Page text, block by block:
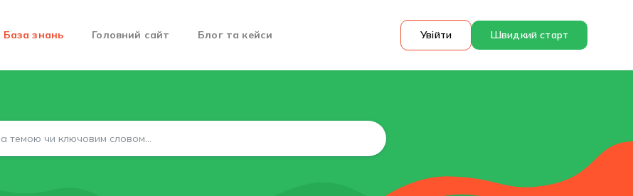
База знань Головний сайт Блог та кейси Увійти Швидкий старт